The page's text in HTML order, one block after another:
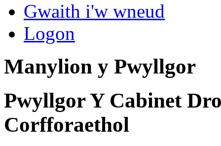
Gwaith i'w wneud
Logon
Manylion y Pwyllgor
Pwyllgor Y Cabinet
Corfforaethol